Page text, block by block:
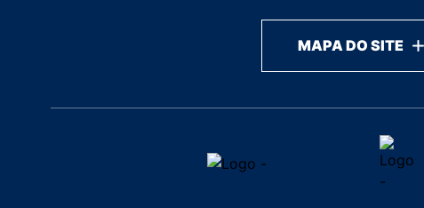
MAPA DO SITE